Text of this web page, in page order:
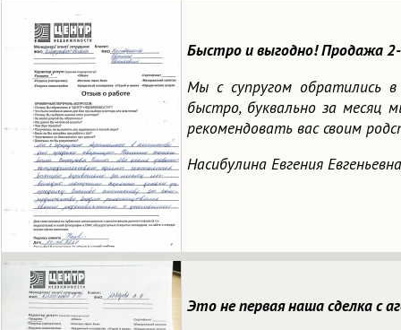
Быстро и выгодно! Продажа
Мы с супругом обратились
быстро, буквально за месяц
рекомендовать вас своим
Насибулина Евгения Евгеньевна
Это не первая наша сделка с